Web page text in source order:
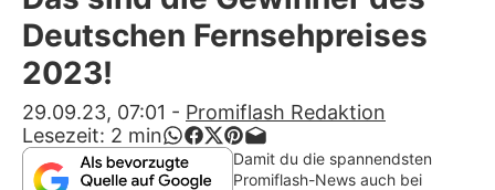
Alle Themen auf Promiflash
App runterladen
Team
Deutschen Fernsehpreises
2023!
29.09.23, 07:01 - Promiflash Redaktion
Lesezeit: 2 min
Damit du die spannendsten
Promiflash-News auch bei